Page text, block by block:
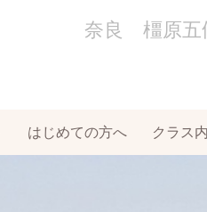
奈良 橿原五
はじめての方へ クラス